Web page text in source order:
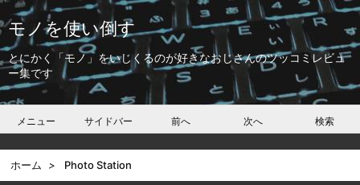
モノを使い倒す
とにかく「モノ」をいじくるのが好きなおじさんのツッコミレビュ
ー集です
メニュー サイドバー 前へ 次へ 検索
ホーム > Photo Station